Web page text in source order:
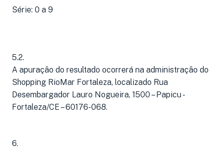
Série: 0 a 9
5.2.
A apuração do resultado ocorrerá na administração do
Shopping RioMar Fortaleza, localizado Rua
Desembargador Lauro Nogueira, 1500 – Papicu -
Fortaleza/CE – 60176-068.
6.